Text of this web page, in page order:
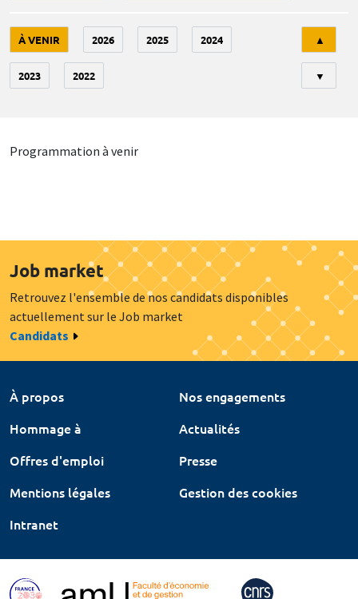
À VENIR 2026 2025 2024
2023 2022
▲
▼
Programmation à venir
Job market
Retrouvez l'ensemble de nos candidats disponibles
actuellement sur le Job market
Candidats
À propos
Nos engagements
Hommage à
Actualités
Offres d'emploi
Presse
Mentions légales
Gestion des cookies
Intranet